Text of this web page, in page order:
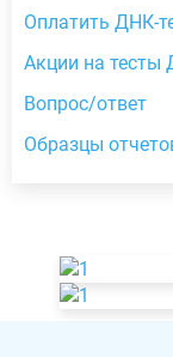
Оплатить ДНК-
Акции на тесты
Вопрос/ответ
Образцы